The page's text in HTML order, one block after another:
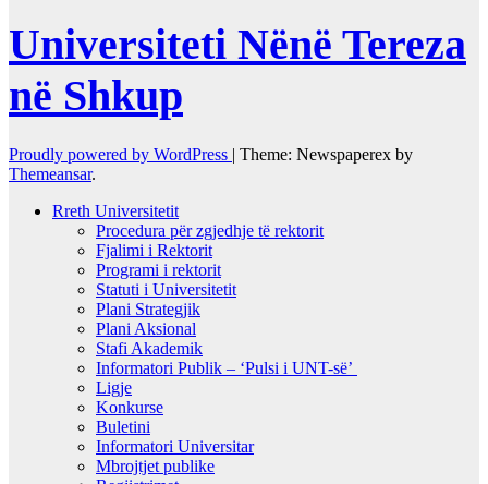
Universiteti Nënë Tereza
në Shkup
Proudly powered by WordPress | Theme: Newspaperex by
Themeansar.
Rreth Universitetit
Procedura për zgjedhje të rektorit
Fjalimi i Rektorit
Programi i rektorit
Statuti i Universitetit
Plani Strategjik
Plani Aksional
Stafi Akademik
Informatori Publik – ‘Pulsi i UNT-së’
Ligje
Konkurse
Buletini
Informatori Universitar
Mbrojtjet publike